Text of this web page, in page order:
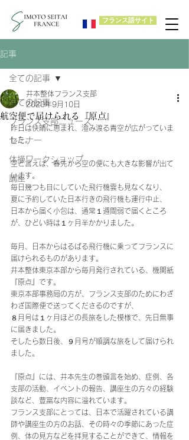
フランス語サイト
記事
全ての記事
フランス支部ニュース
セミナー
体操ワークショップ
講座
全ての記事
航空便で届けられる『原点』
井本整体フランス支部
2020年9月10日
昨日は快晴に恵まれ、澄み渡る青空が広がっていま
した。
空と言えば、春先から空の便にも大きな影響が出て
います。
毎日幾つも目にしていた飛行機雲も見なくなり、
夏に予約していた日本行きの飛行機も運行中止、
日本から届く小包は、通常１週間弱で届くところ
が、ひどい時は１ヶ月半かかりました。
毎月、日本からはるばる飛行機に乗ってフランスに
届けられるものがあります。
井本整体東京本部から毎月発行されている、機関紙
『原点』です。
東京本部事務局の方が、フランス支部のためにわざ
わざ国際便で送ってくださるのですが、
８月号は１ヶ月ほどの長旅をした模様で、先日無事
に届きました。
そしたら数日後、９月号が順調な旅をして届けられ
ました。
『原点』には、井本先生の巻頭言を始め、症例、各
支部の活動、イベントの報告、講座生の方々の経験
談など、豊富な内容に溢れています。
フランス支部にとっては、日本で活躍されている講
師や講座生の方のお話、その時々の季節にあった症
例、体の見方などを拝見することができて、情報を